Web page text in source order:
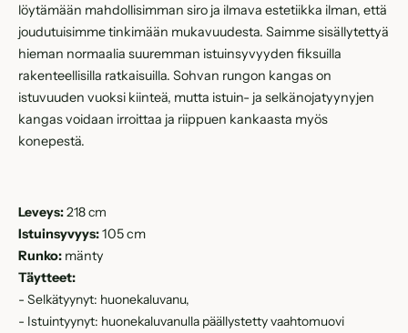
löytämään mahdollisimman siro ja ilmava estetiikka ilman, että
joudutuisimme tinkimään mukavuudesta. Saimme sisällytettyä
hieman normaalia suuremman istuinsyvyyden fiksuilla
rakenteellisilla ratkaisuilla. Sohvan rungon kangas on
istuvuuden vuoksi kiinteä, mutta istuin- ja selkänojatyynyjen
kangas voidaan irroittaa ja riippuen kankaasta myös
konepestä.
Leveys:218 cm
Istuinsyvyys:105 cm
Runko: mänty
Täytteet:
- Selkätyynyt: huonekaluvanu,
- Istuintyynyt: huonekaluvanulla päällystetty vaahtomuovi